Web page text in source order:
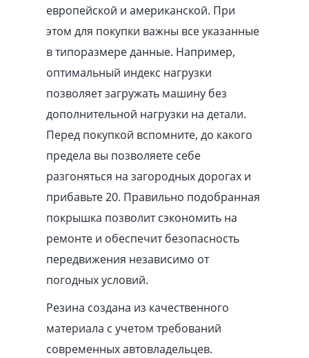
европейской и американской. При
этом для покупки важны все указанные
в типоразмере данные. Например,
оптимальный индекс нагрузки
позволяет загружать машину без
дополнительной нагрузки на детали.
Перед покупкой вспомните, до какого
предела вы позволяете себе
разгоняться на загородных дорогах и
прибавьте 20. Правильно подобранная
покрышка позволит сэкономить на
ремонте и обеспечит безопасность
передвижения независимо от
погодных условий.
Резина создана из качественного
материала с учетом требований
современных автовладельцев.